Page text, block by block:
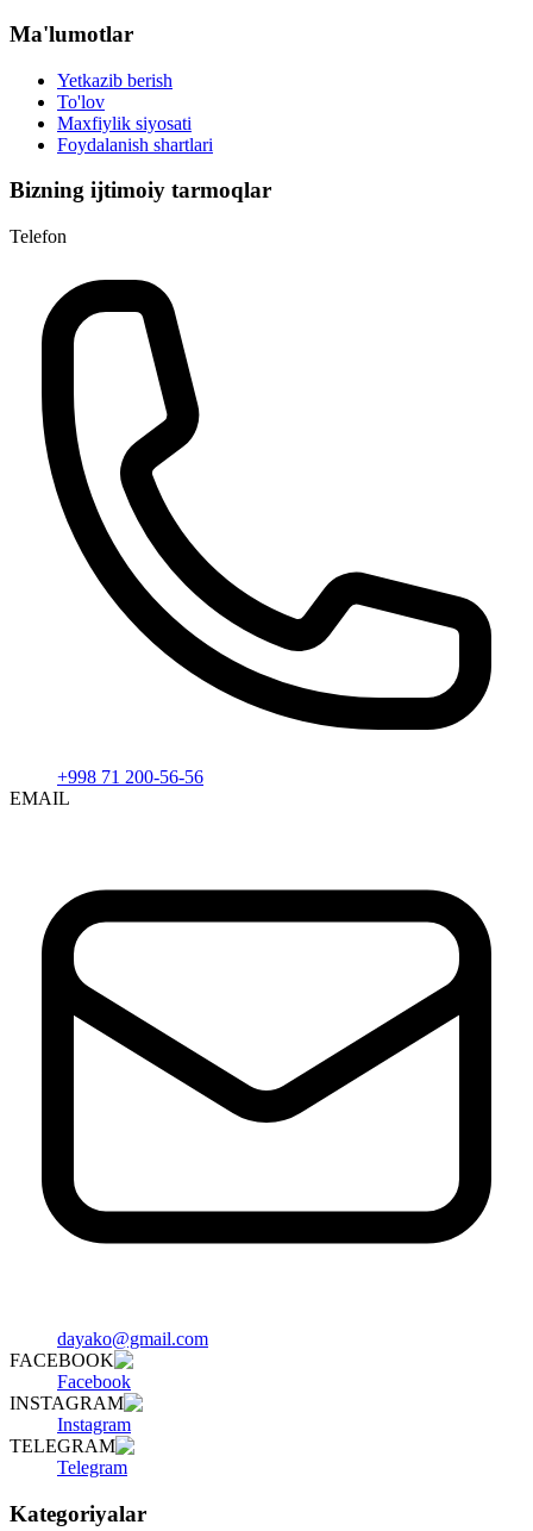
Ma'lumotlar
Yetkazib berish
To'lov
Maxfiylik siyosati
Foydalanish shartlari
Bizning ijtimoiy tarmoqlar
Telefon
+998 71 200-56-56
EMAIL
dayako@gmail.com
FACEBOOK
Facebook
INSTAGRAM
Instagram
TELEGRAM
Telegram
Kategoriyalar